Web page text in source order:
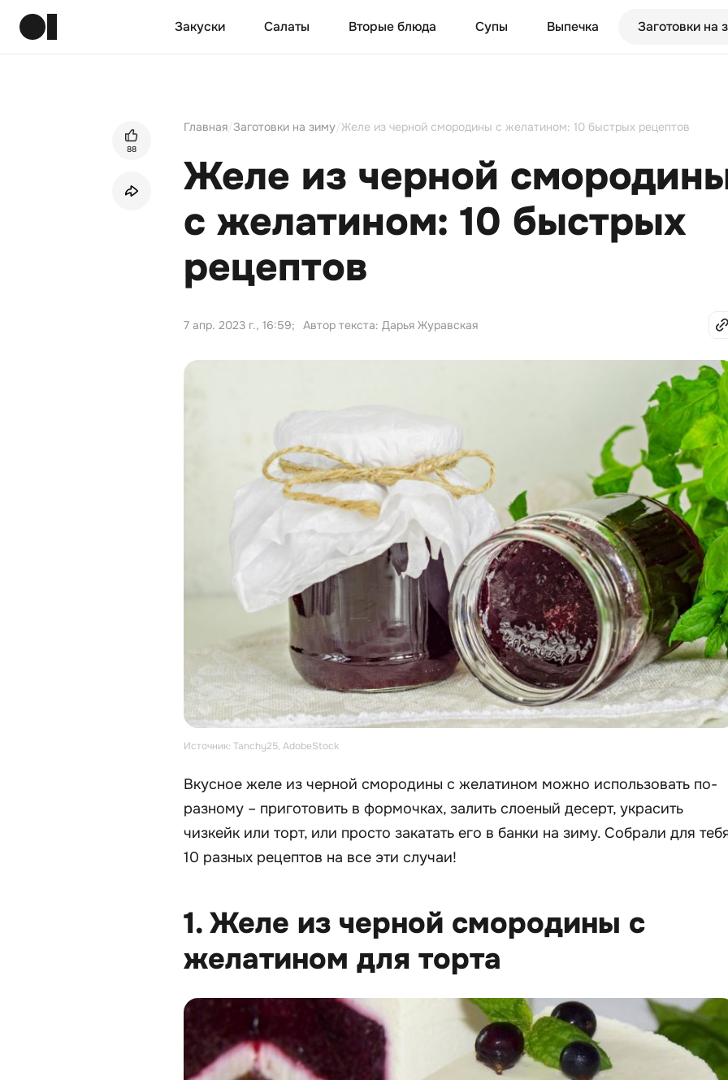
Закуски Салаты Вторые блюда Супы Выпечка Заготовки на
88
Главная Заготовки на зиму Желе из черной смородины с желатином: 10 быстрых рецептов
Желе из черной
с желатином: 10 быстрых
рецептов
7 апр. 2023 г., 16:59; Автор текста: Дарья Журавская
Источник: Tanchy25, AdobeStock
Вкусное желе из черной смородины с желатином можно использовать по-
разному – приготовить в формочках, залить слоеный десерт, украсить
чизкейк или торт, или просто закатать его в банки на зиму. Собрали для
10 разных рецептов на все эти случаи!
1. Желе из черной смородины с
желатином для торта